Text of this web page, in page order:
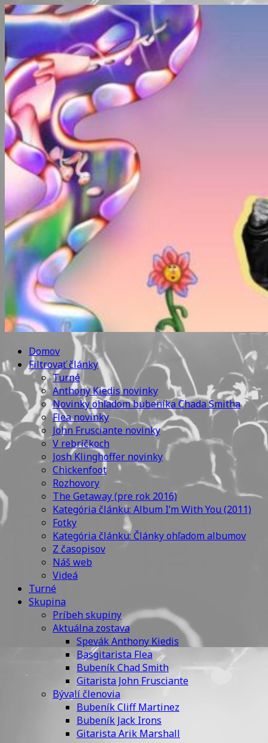
Domov
Filtrovať články
Turné
Anthony Kiedis novinky
Novinky ohľadom bubeníka Chada Smitha
Flea novinky
John Frusciante novinky
V rebríčkoch
Josh Klinghoffer novinky
Chickenfoot
Rozhovory
The Getaway (pre rok 2016)
Kategória článku: Album I’m With You (2011)
Fotky
Kategória článku: Články ohľadom albumov
Z časopisov
Náš web
Videá
Turné
Skupina
Príbeh skupiny
Aktuálna zostava
Spevák Anthony Kiedis
Basgitarista Flea
Bubeník Chad Smith
Gitarista John Frusciante
Bývalí členovia
Bubeník Cliff Martinez
Bubeník Jack Irons
Gitarista Arik Marshall